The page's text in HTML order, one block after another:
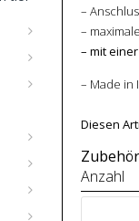
–
–
– mit
– Made in
Diesen
Anzahl